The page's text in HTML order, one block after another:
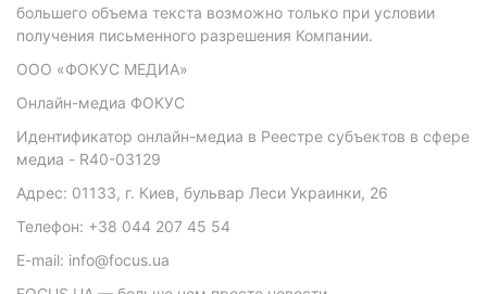
большего объема текста возможно только при условии
получения письменного разрешения Компании.
ООО «ФОКУС МЕДИА»
Онлайн-медиа ФОКУС
Идентификатор онлайн-медиа в Реестре субъектов в сфере
медиа - R40-03129
Адрес: 01133, г. Киев, бульвар Леси Украинки, 26
Телефон: +38 044 207 45 54
E-mail: info@focus.ua